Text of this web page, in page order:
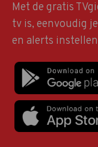
Met de gratis
tv is, eenvoudig
en alerts